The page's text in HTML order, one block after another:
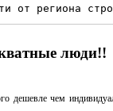
от региона
люди!!
дешевле чем